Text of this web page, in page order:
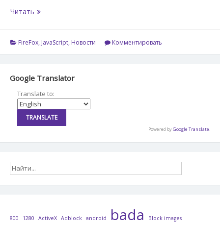
Читать 3DNews
FireFox, JavaScript, Новости Комментировать
Google Translator
Translate to:
Powered byGoogle Translate.
800 1280 ActiveX Adblock android bada Block images